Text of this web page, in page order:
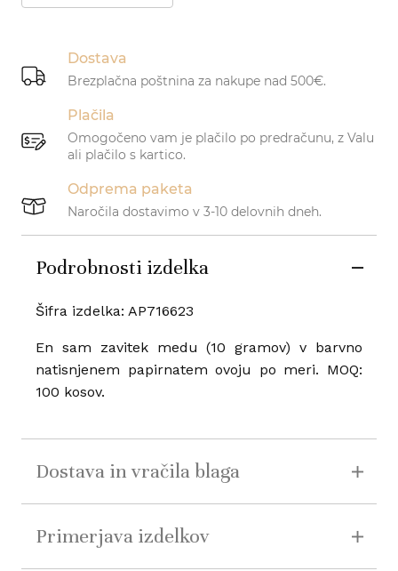
Dostava
Brezplačna poštnina za nakupe nad 500€.
Plačila
Omogočeno vam je plačilo po predračunu, z Valu
ali plačilo s kartico.
Odprema paketa
Naročila dostavimo v 3-10 delovnih dneh.
Podrobnosti izdelka
Šifra izdelka: AP716623
En sam zavitek medu (10 gramov) v barvno
natisnjenem papirnatem ovoju po meri. MOQ:
100 kosov.
Dostava in vračila blaga
Primerjava izdelkov